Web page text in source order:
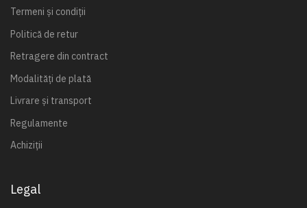
Termeni și condiții
Politică de retur
Retragere din contract
Modalități de plată
Livrare și transport
Regulamente
Achiziții
Legal